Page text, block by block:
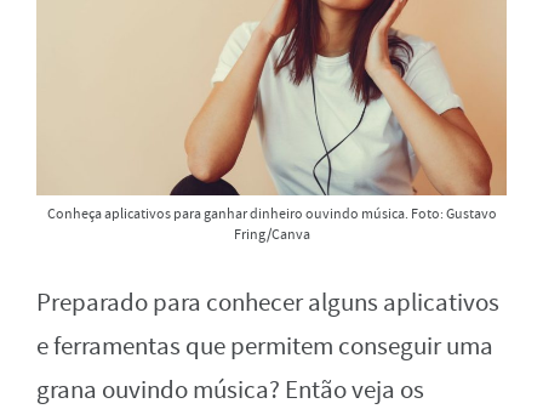
Conheça aplicativos para ganhar dinheiro ouvindo música. Foto: Gustavo
Fring/Canva
Preparado para conhecer alguns aplicativos
e ferramentas que permitem conseguir uma
grana ouvindo música? Então veja os